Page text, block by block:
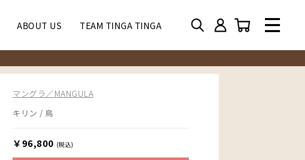
ABOUT US TEAM TINGA TINGA
マングラ／MANGULA
キリン / 鳥
￥96,800 (税込)